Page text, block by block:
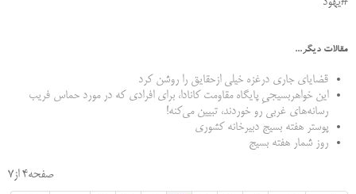
مقالات دیگر...
قضایای جاری درغزه خیلی ازحقایق را روشن کرد
این خواهربسیجیِ پایگاه مقاومت کانادا، برای افرادی که در مورد حماس فریب
رسانه‌های غربی رو خوردند، تبیین می‌کنه!
پوستر هفته بسیج دبیرخانه کشوری
روز شمار هفته بسیج
صفحه4 از7